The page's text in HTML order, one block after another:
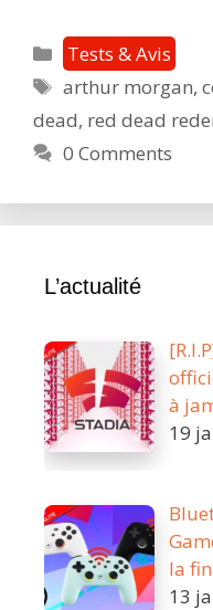
Catégories
Tests & Avis
Étiquettes
arthur morgan,
dead, red dead
0 Comments
L’actualité
à
19
la
13